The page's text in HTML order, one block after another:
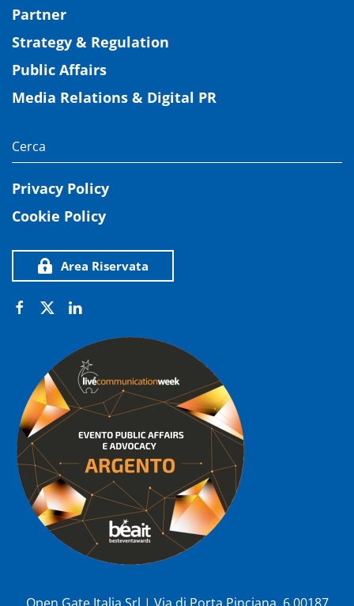
Partner
Strategy & Regulation
Public Affairs
Media Relations & Digital PR
Privacy Policy
Cookie Policy
Area Riservata
Open Gate Italia Srl | Via di Porta Pinciana, 6 00187